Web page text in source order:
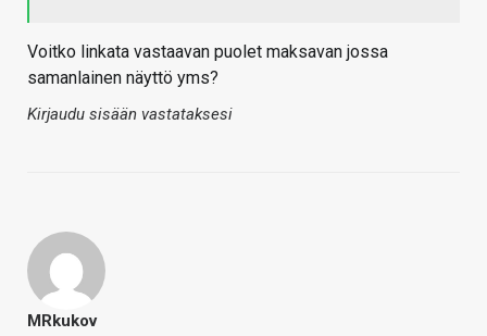
Voitko linkata vastaavan puolet maksavan jossa
samanlainen näyttö yms?
Kirjaudu sisään vastataksesi
MRkukov